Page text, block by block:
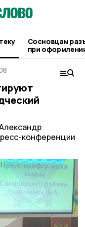
Сосновцам
при
людьми
конференции